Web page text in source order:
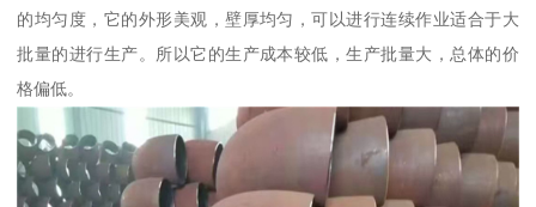
的均匀度，它的外形美观，壁厚均匀，可以进行连续作业适合于大
批量的进行生产。所以它的生产成本较低，生产批量大，总体的价
格偏低。